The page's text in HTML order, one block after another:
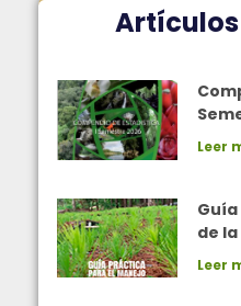
Leer
de
Leer